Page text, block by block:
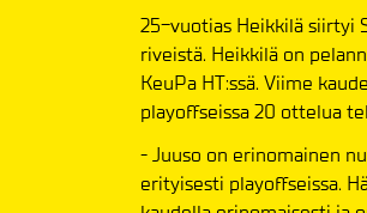
25-vuotias Heikkilä siirtyi
riveistä. Heikkilä on
KeuPa HT:ssä. Viime
playoffseissa 20 ottelua
- Juuso on erinomainen
erityisesti playoffseissa.